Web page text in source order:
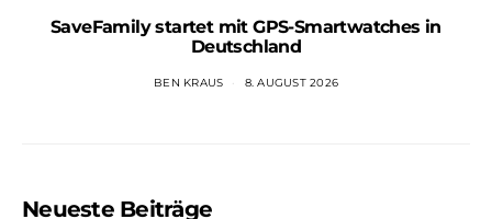
SaveFamily startet mit GPS-Smartwatches in
Deutschland
BEN KRAUS 8. AUGUST 2026
Neueste Beiträge